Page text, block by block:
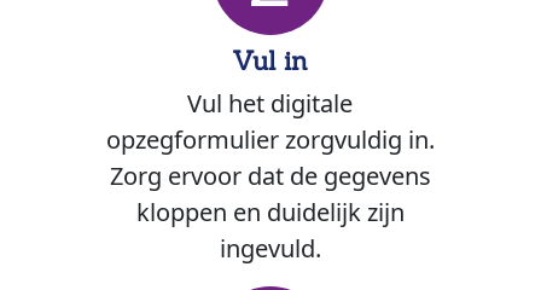
Vul in
Vul het digitale
opzegformulier zorgvuldig in.
Zorg ervoor dat de gegevens
kloppen en duidelijk zijn
ingevuld.